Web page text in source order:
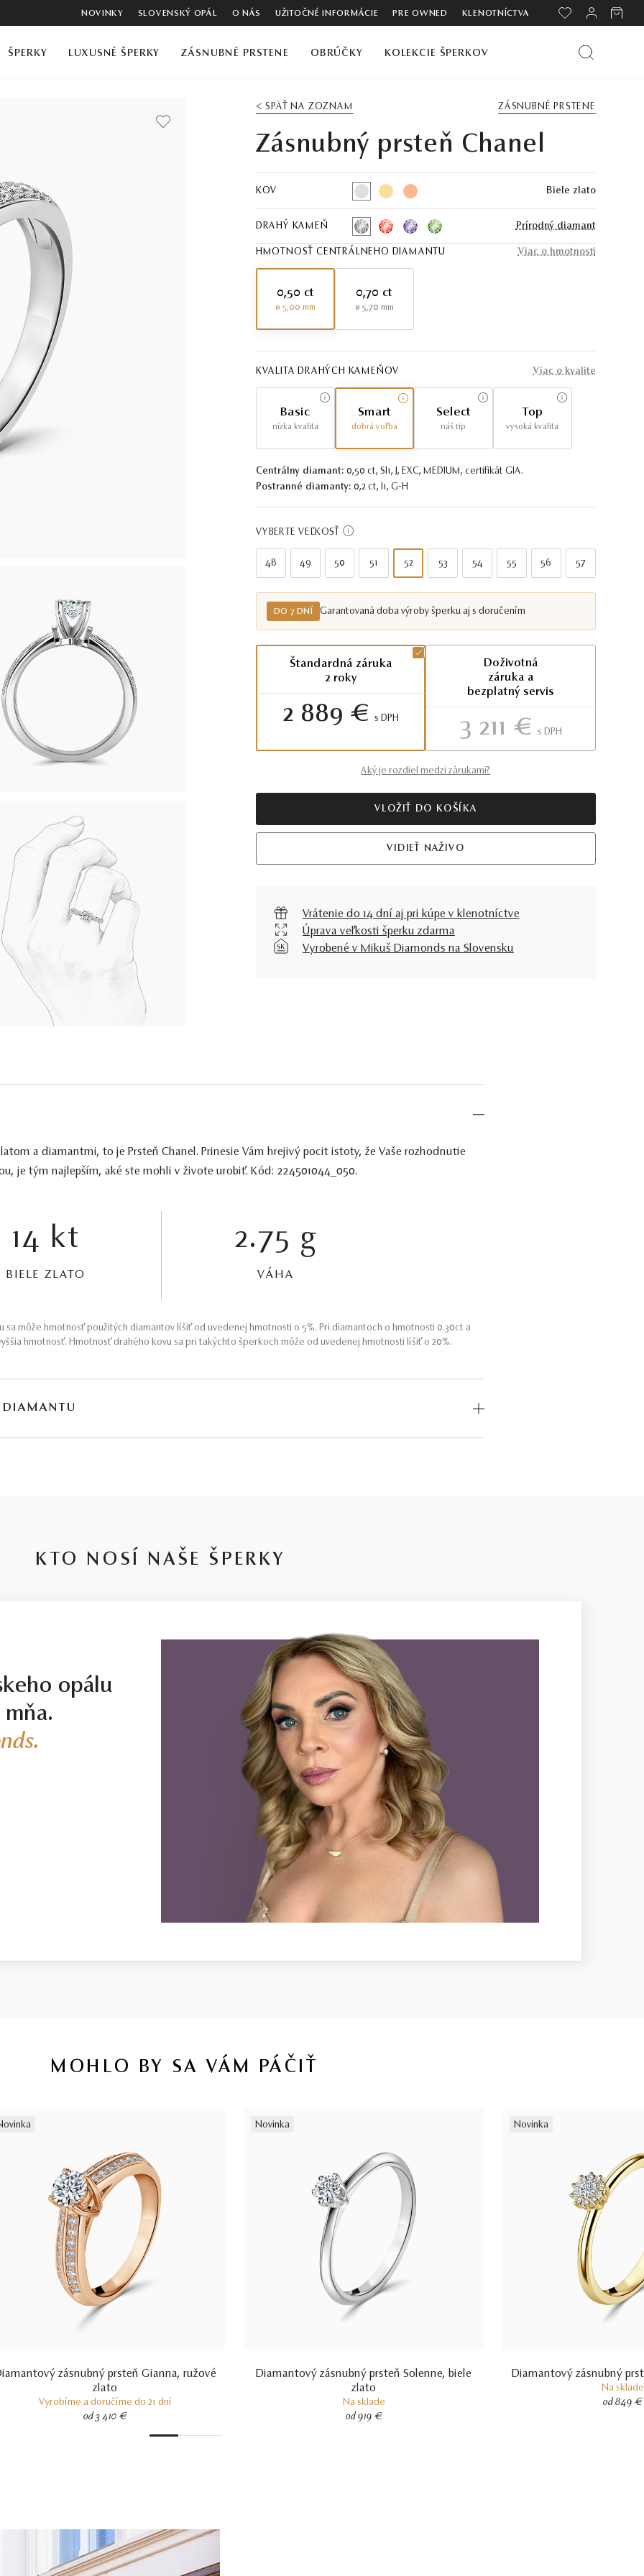
NOVINKY SLOVENSKÝ OPÁL O NÁS UŽITOČNÉ INFORMÁCIE PRE OWNED KLENOTNÍCTVA
ŠPERKY LUXUSNÉ ŠPERKY ZÁSNUBNÉ PRSTENE OBRÚČKY KOLEKCIE ŠPERKOV
< SPÄŤ NA ZOZNAM ZÁSNUBNÉ PRSTENE
Zásnubný prsteň Chanel
KOV Biele zlato
DRAHÝ KAMEŇ Prírodný diamant
HMOTNOSŤ CENTRÁLNEHO DIAMANTU Viac o hmotnosti
0,50 ct
ø 5,00 mm
0,70 ct
ø 5,70 mm
KVALITA DRAHÝCH KAMEŇOV Viac o kvalite
Basic
nízka kvalita
Smart
dobrá voľba
Select
náš tip
Top
vysoká kvalita
Centrálny diamant: 0,50 ct, SI1, J, EXC, MEDIUM, certifikát GIA.
Postranné diamanty: 0,2 ct, I1, G-H
VYBERTE VEĽKOSŤ
48 49 50 51 52 53 54 55 56 57
DO 7 DNÍ Garantovaná doba výroby šperku aj s doručením
Štandardná záruka
2 roky
2 889 € S DPH
Doživotná
záruka a
bezplatný servis
3 211 € S DPH
Aký je rozdiel medzi zárukami?
VLOŽIŤ DO KOŠÍKA
VIDIEŤ NAŽIVO
Vrátenie do 14 dní aj pri kúpe v klenotníctve
Úprava veľkosti šperku zdarma
Vyrobené v Mikuš Diamonds na Slovensku
a diamantmi, to je Prsteň Chanel. Prinesie Vám hrejivý pocit istoty, že Vaše rozhodnutie
je tým najlepším, aké ste mohli v živote urobiť. Kód: 224501044_050.
14 kt
BIELE ZLATO
2.75 g
VÁHA
sa môže hmotnosť použitých diamantov líšiť od uvedenej hmotnosti o 5%. Pri diamantoch o hmotnosti 0.30ct a
hmotnosť. Hmotnosť drahého kovu sa pri takýchto šperkoch môže od uvedenej hmotnosti líšiť o 20%.
– čistota SI1, farba J, výbrus Excellent, fluorescencia Medium – ale vizuálne sú to kamene úplné odlišné, s
vysvetlením je, že jednotlivé stupne v parametroch diamantov sú pomerne široké, preto sa dá do nich veľa
stupeň Smart veľmi dobrý pomer kvality a ceny. Kamene tohoto stupňa majú takmer rovnaké parametre ako
takmer neviditeľným farebným nádychom, ktorý v žltom či ružovom zlate vizuálne úplne zaniká. Aj v bielom zlate
a dobrú voľbu. Čistota SI1, farba J, výbrus Excellent, fluorescencia Medium.
kto požaduje vysokú kvalitu za férovú cenu. Jedná sa o diamant bez akýchkoľvek viditeľných kompromisov,
burze v Antverpách. Čistota SI1, farba H, výbrus Excellent, fluorescencia Medium.
farby a čistoty. Pre tých, ktorí chcú to najlepšie, bez kompromisov.
a vyššej sú certifikované laboratóriom GIA, čo predstavuje základ pre objektívne a medzinárodne uznávané
šperky majú naviac certifikát vystavený jedinou znaleckou organizáciou na Slovensku,
V prípade kúpy
ak je certifikát, ktorý je k šperku dodaný, vystavený priamo klenotníkom ktorý šperk predáva. Viac o certifikácii
Certifikácia diamantov na Slovensku.
KTO NOSÍ NAŠE ŠPERKY
opálu
MOHLO BY SA VÁM PÁČIŤ
zásnubný prsteň Gianna, ružové
zlato
Vyrobíme a doručíme do 21 dní
od 3 410 €
Novinka
Diamantový zásnubný prsteň Solenne, biele
zlato
Na sklade
od 919 €
Novinka
Diamantový zásnubný
Na sklade
od 849 €